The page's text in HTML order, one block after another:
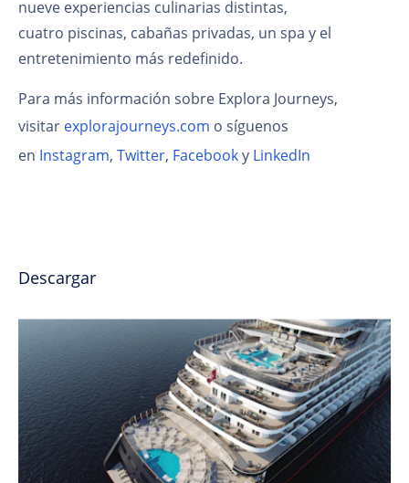
nueve experiencias culinarias distintas,
cuatro piscinas, cabañas privadas, un spa y el
entretenimiento más redefinido.
Para más información sobre Explora Journeys,
visitar explorajourneys.com o síguenos
en Instagram, Twitter, Facebooky LinkedIn
Descargar